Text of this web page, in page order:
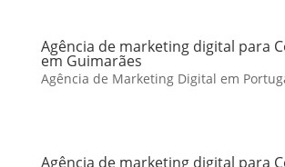
Agência de marketing digital para
em Guimarães
Agência de Marketing Digital em
Agência de marketing digital para